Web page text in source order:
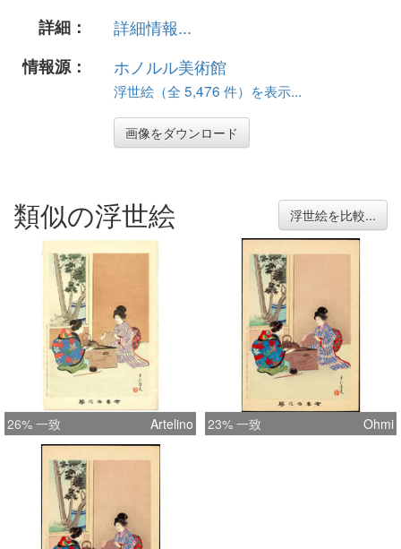
詳細：
詳細情報...
情報源：
ホノルル美術館
浮世絵（全 5,476 件）を表示...
画像をダウンロード
類似の浮世絵 浮世絵を比較...
26% 一致 Artelino 23% 一致 Ohmi